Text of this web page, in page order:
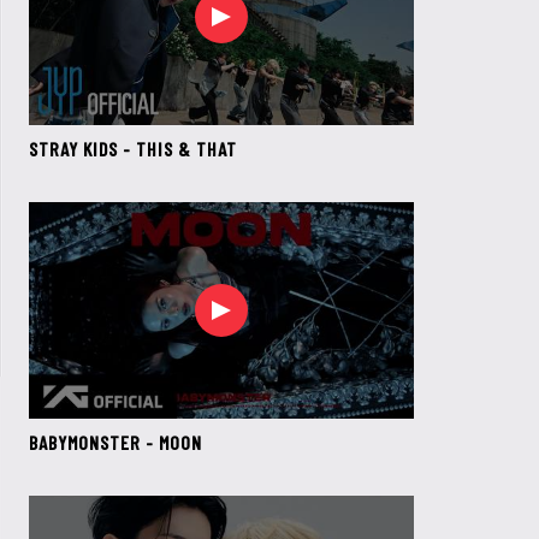
STRAY KIDS - THIS & THAT
BABYMONSTER - MOON